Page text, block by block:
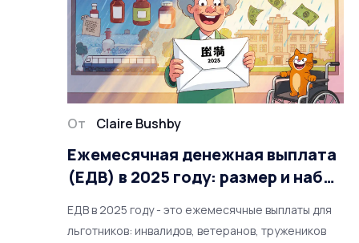
От Claire Bushby
Ежемесячная денежная выплата
(ЕДВ) в 2025 году: размер и набор
ЕДВ в 2025 году - это ежемесячные выплаты для
льготников: инвалидов, ветеранов, тружеников